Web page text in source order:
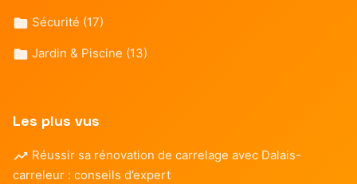
Sécurité (17)
Jardin & Piscine (13)
Les plus vus
Réussir sa rénovation de carrelage avec Dalais-
carreleur : conseils d’expert